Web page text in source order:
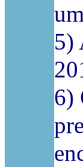
5)
6)